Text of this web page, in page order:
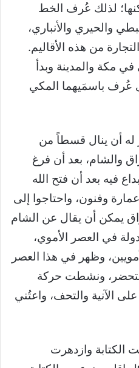
لذلك عُرف الخط
والحيري والأنباري،
من هذه الأقاليم.
مكة والمدينة وبدأ
عُرف باسمَيهما المكي
له أن ينال قسطاً من
والشام، بعد أن فرغ
فيه بعد أن فتح الله
وفنون، واحتاجوا إلى
يمكن أن يقال عن الشام
في العصر الأموي،
وظهر في هذا العصر
ونشطت حركة
الآنية والتحف، واعتُني
الكتابة وازدهرت